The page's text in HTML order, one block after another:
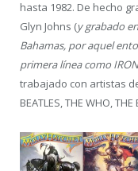
hasta 1982. De hecho
Glyn Johns (y grabado
Bahamas, por aquel
primera línea como
trabajado con artistas de
BEATLES, THE WHO,